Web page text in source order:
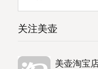
关注美壶
美壶淘宝